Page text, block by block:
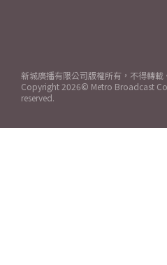
新城廣播有限公司版權所有，不得轉載
Copyright 2026© Metro Broadcast
reserved.